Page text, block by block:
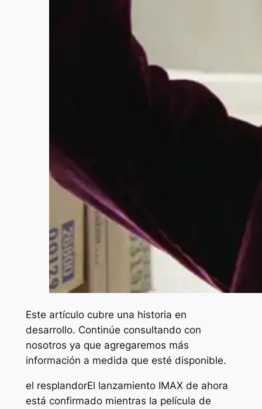
Este artículo cubre una historia en
desarrollo. Continúe consultando con
nosotros ya que agregaremos más
información a medida que esté disponible.
el resplandorEl lanzamiento IMAX de ahora
está confirmado mientras la película de